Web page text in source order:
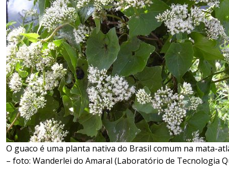
O guaco é uma planta nativa do Brasil comum na mata-
– foto: Wanderlei do Amaral (Laboratório de Tecnologia